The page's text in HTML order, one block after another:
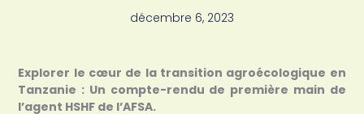
décembre 6, 2023
Explorer le cœur de la transition agroécologique en
Tanzanie : Un compte-rendu de première main de
l’agent HSHF de l’AFSA.